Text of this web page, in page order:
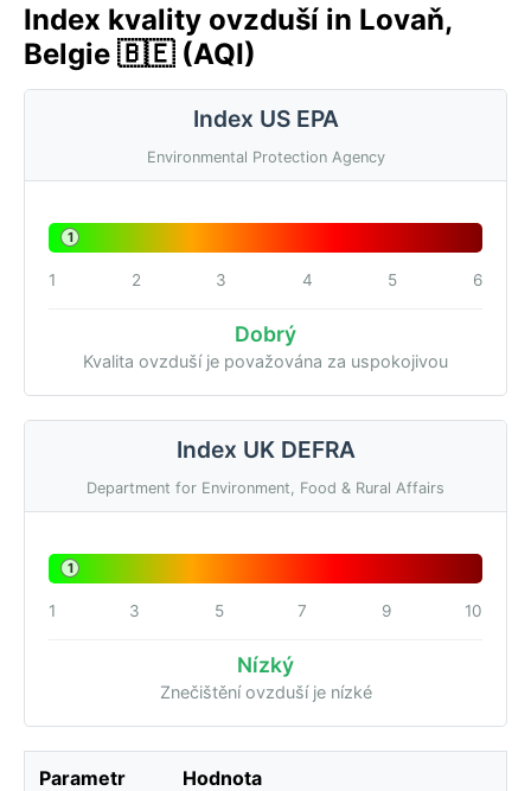
Index kvality ovzduší in Lovaň,
Belgie 🇧🇪 (AQI)
Index US EPA
Environmental Protection Agency
1
1 2 3 4 5 6
Dobrý
Kvalita ovzduší je považována za uspokojivou
Index UK DEFRA
Department for Environment, Food & Rural Affairs
1
1 3 5 7 9 10
Nízký
Znečištění ovzduší je nízké
Parametr Hodnota